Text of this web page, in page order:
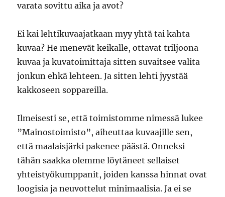
varata sovittu aika ja avot?
Ei kai lehtikuvaajatkaan myy yhtä tai kahta
kuvaa? He menevät keikalle, ottavat triljoona
kuvaa ja kuvatoimittaja sitten suvaitsee valita
jonkun ehkä lehteen. Ja sitten lehti jyystää
kakkoseen soppareilla.
Ilmeisesti se, että toimistomme nimessä lukee
”Mainostoimisto”, aiheuttaa kuvaajille sen,
että maalaisjärki pakenee päästä. Onneksi
tähän saakka olemme löytäneet sellaiset
yhteistyökumppanit, joiden kanssa hinnat ovat
loogisia ja neuvottelut minimaalisia. Ja ei se